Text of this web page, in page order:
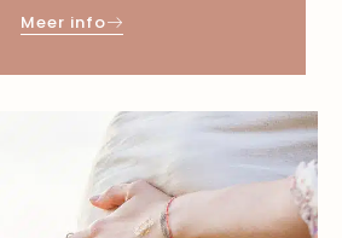
Meer info